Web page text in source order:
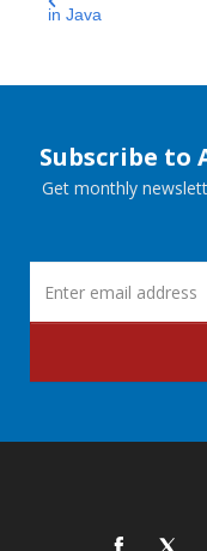
in Java
Subscribe to
Get monthly